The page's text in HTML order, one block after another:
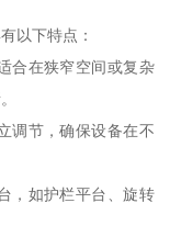
以下特点：
合在狭窄空间或复杂
调节，确保设备在不
，如护栏平台、旋转